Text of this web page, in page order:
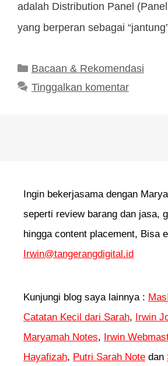
adalah Distribution Panel
yang berperan sebagai
Kategori
Bacaan & Rekomendasi
Tinggalkan komentar
Ingin bekerjasama dengan
seperti review barang dan jasa,
hingga content placement, Bisa
Irwin@tangerangdigital.id
Kunjungi blog saya lainnya :
Catatan Kecil dari Sarah, Irwin
Maryamah Notes, Irwin
Hayafizah, Putri Sarah Note dan